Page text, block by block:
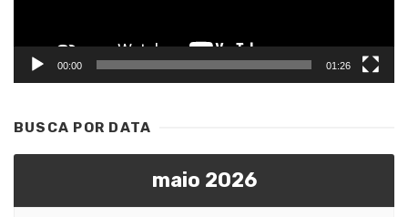
00:00 01:26
BUSCA POR DATA
maio 2026